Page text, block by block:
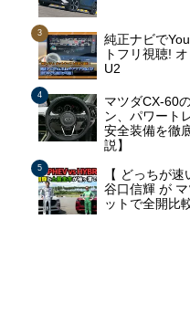
純正ナビで
トフリ視聴!
U2
マツダCX-60
ン、パワート
安全装備を徹
説】
【 どっちが
谷口信輝 が
ットで全開比